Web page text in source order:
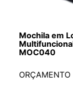
Mochila em
MOC040
ORÇAMENTO